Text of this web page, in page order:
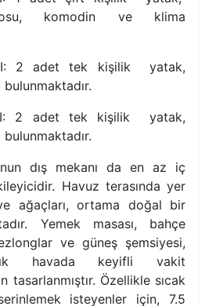
komodin ve klima
2 adet tek kişilik yatak,
2 adet tek kişilik yatak,
dış mekanı da en az iç
Havuz terasında yer
ağaçları, ortama doğal bir
Yemek masası, bahçe
ve güneş şemsiyesi,
havada keyifli vakit
tasarlanmıştır. Özellikle sıcak
isteyenler için, 7.5